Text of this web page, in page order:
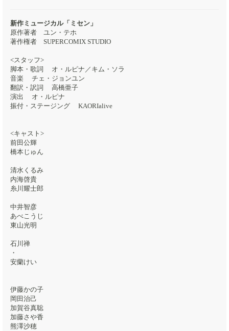
新作ミュージカル「ミセン」
原作著者 ユン・テホ
著作権者 SUPERCOMIX STUDIO
<スタッフ>
脚本・歌詞 オ・ルピナ／キム・ソラ
音楽 チェ・ジョンユン
翻訳・訳詞 高橋亜子
演出 オ・ルピナ
振付・ステージング KAORIalive
<キャスト>
前田公輝
橋本じゅん
清水くるみ
内海啓貴
糸川耀士郎
中井智彦
あべこうじ
東山光明
石川禅
・
安蘭けい
伊藤かの子
岡田治己
加賀谷真聡
加藤さや香
熊澤沙穂